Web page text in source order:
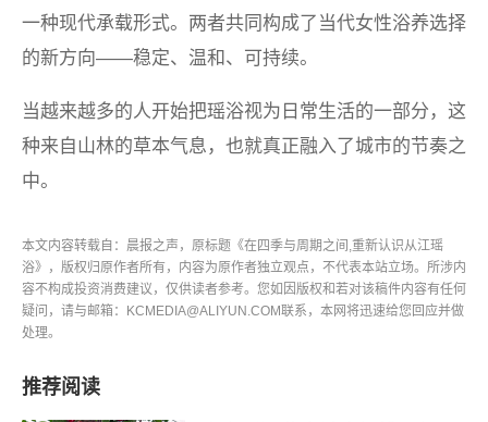
一种现代承载形式。两者共同构成了当代女性浴养选择
的新方向——稳定、温和、可持续。
当越来越多的人开始把瑶浴视为日常生活的一部分，这
种来自山林的草本气息，也就真正融入了城市的节奏之
中。
本文内容转载自：晨报之声，原标题《在四季与周期之间,重新认识从江瑶
浴》，版权归原作者所有，内容为原作者独立观点，不代表本站立场。所涉内
容不构成投资消费建议，仅供读者参考。您如因版权和若对该稿件内容有任何
疑问，请与邮箱：KCMEDIA@ALIYUN.COM联系，本网将迅速给您回应并做
处理。
推荐阅读